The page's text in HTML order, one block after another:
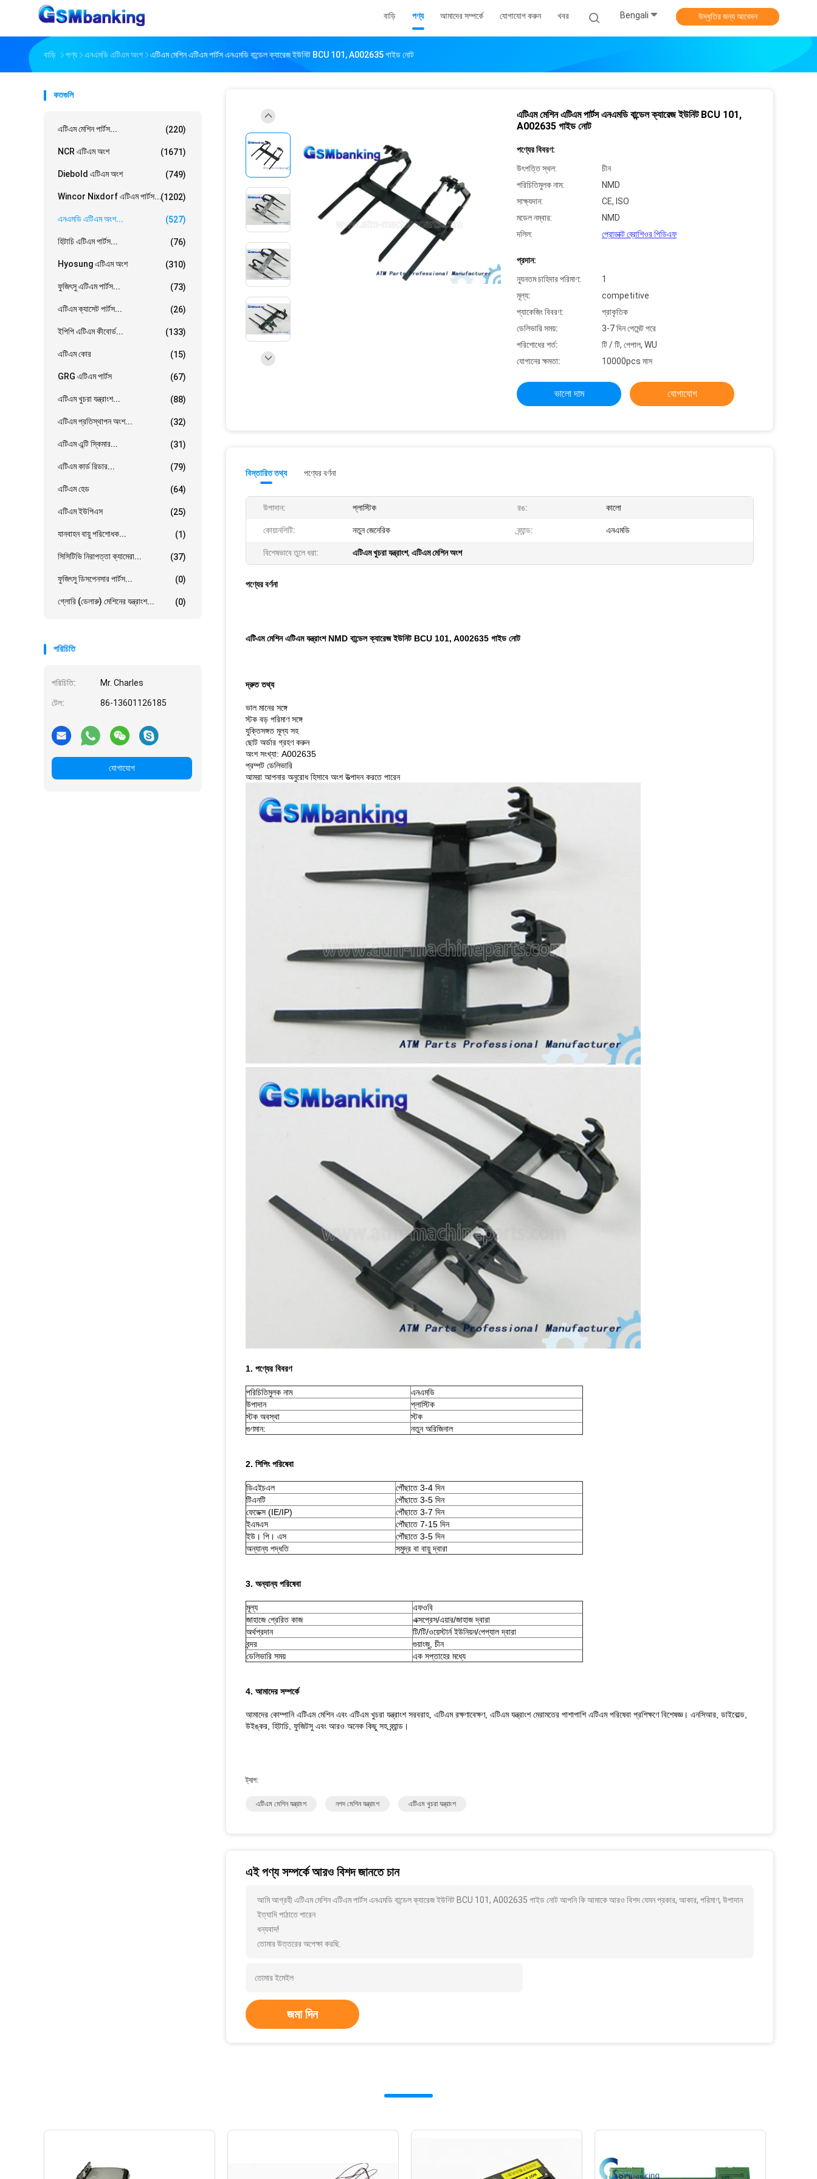
বাড়ি পণ্য আমাদের সম্পর্কে যোগাযোগ করুন খবর Bengali উদ্ধৃতির জন্য আবেদন
বাড়ি পণ্য এনএমডি এটিএম অংশ এটিএম মেশিন এটিএম পার্টস এনএমডি বান্ডেল ক্যারেজ ইউনিট BCU 101, A002635 গাইড নোট
কতগুলি
এটিএম মেশিন পার্টস... (220)
NCR এটিএম অংশ (1671)
Diebold এটিএম অংশ (749)
Wincor Nixdorf এটিএম পার্টস...(1202)
এনএমডি এটিএম অংশ... (527)
হিটাচি এটিএম পার্টস... (76)
Hyosung এটিএম অংশ (310)
ফুজিৎসু এটিএম পার্টস... (73)
এটিএম ক্যাসেট পার্টস... (26)
ইপিপি এটিএম কীবোর্ড... (133)
এটিএম কোর (15)
GRG এটিএম পার্টস (67)
এটিএম খুচরা যন্ত্রাংশ... (88)
এটিএম প্রতিস্থাপন অংশ... (32)
এটিএম এন্টি স্কিমার... (31)
এটিএম কার্ড রিডার... (79)
এটিএম হেড (64)
এটিএম ইউপিএস (25)
যানবাহন বায়ু পরিশোধক... (1)
সিসিটিভি নিরাপত্তা ক্যামেরা... (37)
ফুজিৎসু ডিসপেনসার পার্টস... (0)
গ্লোরি (ডেলারু) মেশিনের যন্ত্রাংশ... (0)
পরিচিতি
পরিচিতি: Mr. Charles
টেল: 86-13601126185
যোগাযোগ
এটিএম মেশিন এটিএম পার্টস এনএমডি বান্ডেল ক্যারেজ ইউনিট BCU 101,
A002635 গাইড নোট
পণ্যের বিবরণ:
উৎপত্তি স্থল:
চীন
পরিচিতিমুলক নাম:
NMD
সাক্ষ্যদান:
CE, ISO
মডেল নম্বার:
NMD
দলিল:
প্রোডাক্ট ব্রোশিওর পিডিএফ
প্রদান:
ন্যূনতম চাহিদার পরিমাণ:
1
মূল্য:
competitive
প্যাকেজিং বিবরণ:
প্রাকৃতিক
ডেলিভারি সময়:
3-7 দিন পেমেন্ট পরে
পরিশোধের শর্ত:
টি / টি, পেপাল, WU
যোগানের ক্ষমতা:
10000pcs মাস
ভালো দাম যোগাযোগ
বিস্তারিত তথ্য পণ্যের বর্ণনা
উপাদান: প্লাস্টিক রঙ: কালো
কোয়ানলিটি: নতুন জেনেরিক ব্র্যান্ড: এনএমডি
বিশেষভাবে তুলে ধরা: এটিএম খুচরা যন্ত্রাংশ, এটিএম মেশিন অংশ
পণ্যের বর্ণনা
এটিএম মেশিন এটিএম যন্ত্রাংশ NMD বান্ডেল ক্যারেজ ইউনিট BCU 101, A002635 গাইড নোট
দ্রুত তথ্য
ভাল মানের সঙ্গে
স্টক বড় পরিমাণ সঙ্গে
যুক্তিসঙ্গত মূল্য সহ
ছোট অর্ডার গ্রহণ করুন
অংশ সংখ্যা: A002635
প্রম্পট ডেলিভারি
আমরা আপনার অনুরোধ হিসাবে অংশ উত্পাদন করতে পারেন
1. পণ্যের বিবরণ
পরিচিতিমুলক নাম
এনএমডি
উপাদান
প্লাস্টিক
স্টক অবস্থা
স্টক
গুণমান:
নতুন অরিজিনাল
2. শিপিং পরিষেবা
ডিএইচএল
পৌঁছাতে 3-4 দিন
টিএনটি
পৌঁছাতে 3-5 দিন
ফেডেক্স (IE/IP)
পৌঁছাতে 3-7 দিন
ইএমএস
পৌঁছাতে 7-15 দিন
ইউ। পি। এস
পৌঁছাতে 3-5 দিন
অন্যান্য পদ্ধতি
সমুদ্র বা বায়ু দ্বারা
3. অন্যান্য পরিষেবা
মূল্য
এফওবি
জাহাজে প্রেরিত কাজ
এক্সপ্রেস/এয়ার/জাহাজ দ্বারা
অর্থপ্রদান
টি/টি/ওয়েস্টার্ন ইউনিয়ন/পেপ্যাল ​​দ্বারা
বন্দর
গুয়াংজু, চীন
ডেলিভারি সময়
এক সপ্তাহের মধ্যে
4. আমাদের সম্পর্কে
আমাদের কোম্পানি এটিএম মেশিন এবং এটিএম খুচরা যন্ত্রাংশ সরবরাহ, এটিএম রক্ষণাবেক্ষণ, এটিএম যন্ত্রাংশ মেরামতের পাশাপাশি এটিএম পরিষেবা প্রশিক্ষণে বিশেষজ্ঞ। এনসিআর, ডাইবোল্ড,
উইঙ্কর, হিটাচি, ফুজিটসু এবং আরও অনেক কিছু সহ ব্র্যান্ড।
ট্যাগ:
এটিএম মেশিন যন্ত্রাংশ নগদ মেশিন যন্ত্রাংশ এটিএম খুচরা যন্ত্রাংশ
এই পণ্য সম্পর্কে আরও বিশদ জানতে চান
আমি আগ্রহী এটিএম মেশিন এটিএম পার্টস এনএমডি বান্ডেল ক্যারেজ ইউনিট BCU 101, A002635 গাইড নোট আপনি কি আমাকে আরও বিশদ যেমন প্রকার, আকার, পরিমাণ, উপাদান
ইত্যাদি পাঠাতে পারেন
ধন্যবাদ!
তোমার উত্তরের অপেক্ষা করছি.
জমা দিন